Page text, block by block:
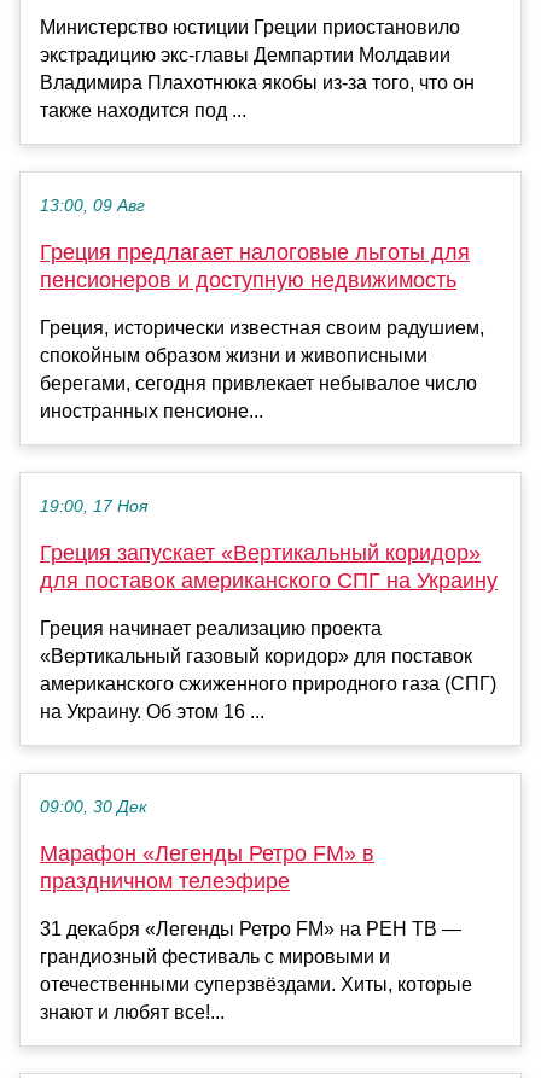
Министерство юстиции Греции приостановило
экстрадицию экс-главы Демпартии Молдавии
Владимира Плахотнюка якобы из-за того, что он
также находится под ...
13:00, 09 Авг
Греция предлагает налоговые льготы для
пенсионеров и доступную недвижимость
Греция, исторически известная своим радушием,
спокойным образом жизни и живописными
берегами, сегодня привлекает небывалое число
иностранных пенсионе...
19:00, 17 Ноя
Греция запускает «Вертикальный коридор»
для поставок американского СПГ на Украину
Греция начинает реализацию проекта
«Вертикальный газовый коридор» для поставок
американского сжиженного природного газа (СПГ)
на Украину. Об этом 16 ...
09:00, 30 Дек
Марафон «Легенды Ретро FM» в
праздничном телеэфире
31 декабря «Легенды Ретро FM» на РЕН ТВ —
грандиозный фестиваль с мировыми и
отечественными суперзвёздами. Хиты, которые
знают и любят все!...